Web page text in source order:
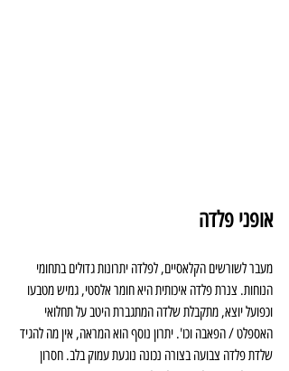
אופני פלדה
מעבר לשורשים הקלאסיים, לפלדה יתרונות גדולים בתחומי
הנוחות. צנרת פלדה איכותית היא חומר אלסטי, גמיש מטבעו
וכפועל יוצא, מתקבלת שלדה המתגברת היטב על תחלואי
האספלט / הפאבה וכו'. יתרון נוסף הוא המראה, אין מה להגיד
שלדת פלדה צבועה בצורה נכונה נוגעת עמוק בלב. חסרון